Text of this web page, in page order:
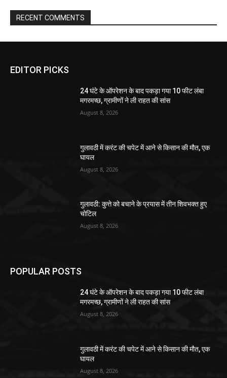
RECENT COMMENTS
EDITOR PICKS
24 घंटे के ऑपरेशन के बाद पकड़ा गया 10 फीट लंबा
मगरमच्छ, ग्रामीणों ने ली राहत की सांस
August 8, 2026
गुलावठी में करंट की चपेट में आने से किसान की मौत, एक
घायल
August 8, 2026
गुलावठी: कुत्ते को बचाने के प्रयास में तीन शिवभक्त हुए
चोटिल
August 8, 2026
POPULAR POSTS
24 घंटे के ऑपरेशन के बाद पकड़ा गया 10 फीट लंबा
मगरमच्छ, ग्रामीणों ने ली राहत की सांस
August 8, 2026
गुलावठी में करंट की चपेट में आने से किसान की मौत, एक
घायल
August 8, 2026